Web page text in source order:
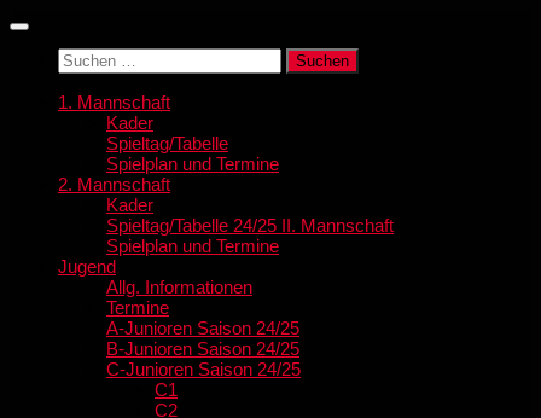
Zum
springenSuchen
nach:
1. Mannschaft
Kader
Spieltag/Tabelle
Spielplan und Termine
2. Mannschaft
Kader
Spieltag/Tabelle 24/25 II. Mannschaft
Spielplan und Termine
Jugend
Allg. Informationen
Termine
A-Junioren Saison 24/25
B-Junioren Saison 24/25
C-Junioren Saison 24/25
C1
C2